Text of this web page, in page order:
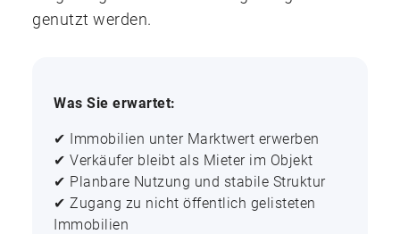
genutzt werden.
Was Sie erwartet:
✔ Immobilien unter Marktwert erwerben
✔ Verkäufer bleibt als Mieter im Objekt
✔ Planbare Nutzung und stabile Struktur
✔ Zugang zu nicht öffentlich gelisteten
Immobilien